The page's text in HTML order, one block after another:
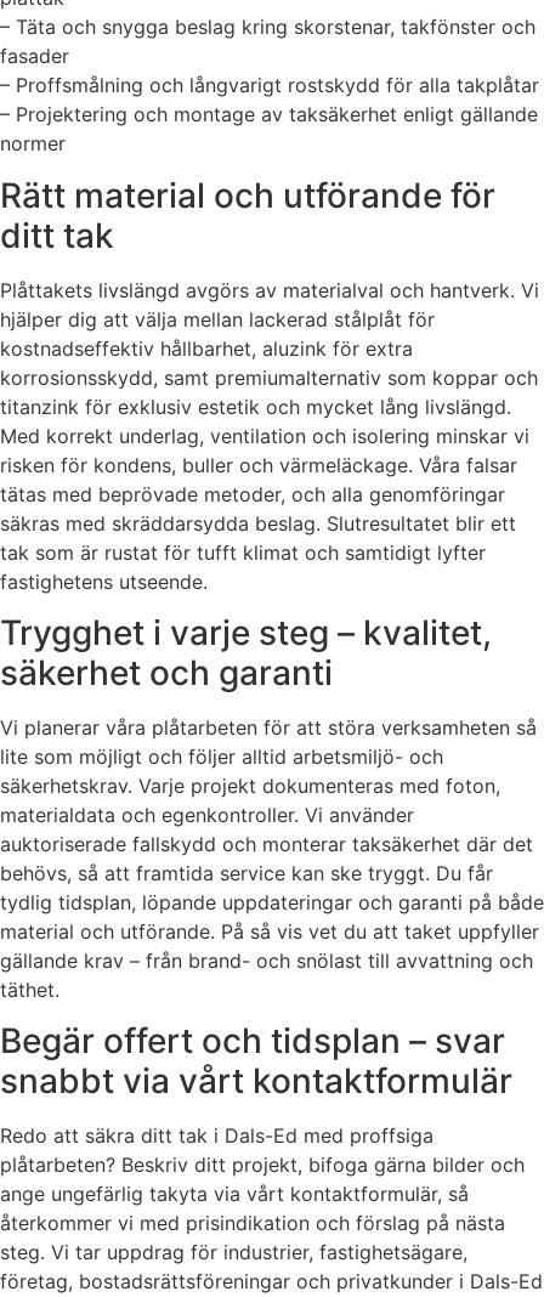
– Täta och snygga beslag kring skorstenar, takfönster och
fasader
– Proffsmålning och långvarigt rostskydd för alla takplåtar
– Projektering och montage av taksäkerhet enligt gällande
normer
Rätt material och utförande för
ditt tak
Plåttakets livslängd avgörs av materialval och hantverk. Vi
hjälper dig att välja mellan lackerad stålplåt för
kostnadseffektiv hållbarhet, aluzink för extra
korrosionsskydd, samt premiumalternativ som koppar och
titanzink för exklusiv estetik och mycket lång livslängd.
Med korrekt underlag, ventilation och isolering minskar vi
risken för kondens, buller och värmeläckage. Våra falsar
tätas med beprövade metoder, och alla genomföringar
säkras med skräddarsydda beslag. Slutresultatet blir ett
tak som är rustat för tufft klimat och samtidigt lyfter
fastighetens utseende.
Trygghet i varje steg – kvalitet,
säkerhet och garanti
Vi planerar våra plåtarbeten för att störa verksamheten så
lite som möjligt och följer alltid arbetsmiljö- och
säkerhetskrav. Varje projekt dokumenteras med foton,
materialdata och egenkontroller. Vi använder
auktoriserade fallskydd och monterar taksäkerhet där det
behövs, så att framtida service kan ske tryggt. Du får
tydlig tidsplan, löpande uppdateringar och garanti på både
material och utförande. På så vis vet du att taket uppfyller
gällande krav – från brand- och snölast till avvattning och
täthet.
Begär offert och tidsplan – svar
snabbt via vårt kontaktformulär
Redo att säkra ditt tak i Dals-Ed med proffsiga
plåtarbeten? Beskriv ditt projekt, bifoga gärna bilder och
ange ungefärlig takyta via vårt kontaktformulär, så
återkommer vi med prisindikation och förslag på nästa
steg. Vi tar uppdrag för industrier, fastighetsägare,
företag, bostadsrättsföreningar och privatkunder i Dals-Ed